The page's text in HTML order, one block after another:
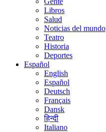
Libros
Salud
Noticias del mundo
Teatro
Historia
Deportes
Español
English
Español
Deutsch
Français
Dansk
हिन्दी
Italiano